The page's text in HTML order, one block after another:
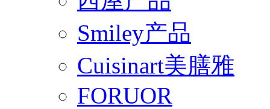
Smiley产品
Cuisinart美膳雅
FORUOR